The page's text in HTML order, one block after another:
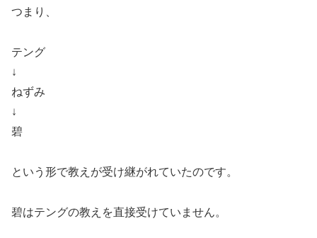
つまり、
テング
↓
ねずみ
↓
碧
という形で教えが受け継がれていたのです。
碧はテングの教えを直接受けていません。